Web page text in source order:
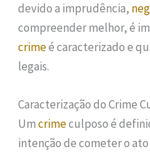
devido a imprudência,
compreender melhor, é
crimeé caracterizado e
legais.
Caracterização do Crime
Umcrimeculposo é
intenção de cometer o